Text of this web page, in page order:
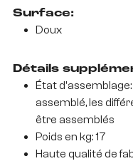
Surface:
Doux
Détails
État
assemblé, les
être assemblés
Poids en kg: 17
Haute qualité de